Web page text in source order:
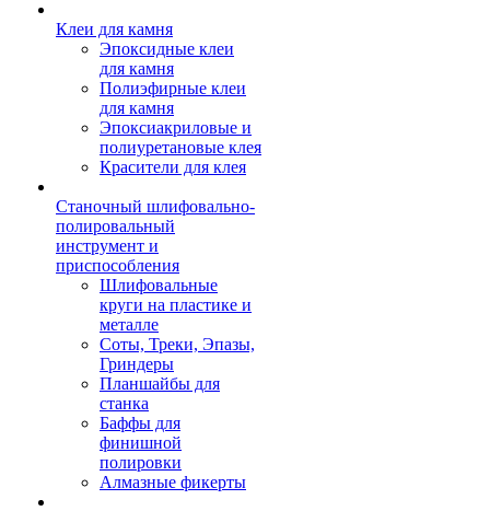
Клеи для камня
Эпоксидные клеи
для камня
Полиэфирные клеи
для камня
Эпоксиакриловые и
полиуретановые клея
Красители для клея
Станочный шлифовально-
полировальный
инструмент и
приспособления
Шлифовальные
круги на пластике и
металле
Соты, Треки, Эпазы,
Гриндеры
Планшайбы для
станка
Баффы для
финишной
полировки
Алмазные фикерты